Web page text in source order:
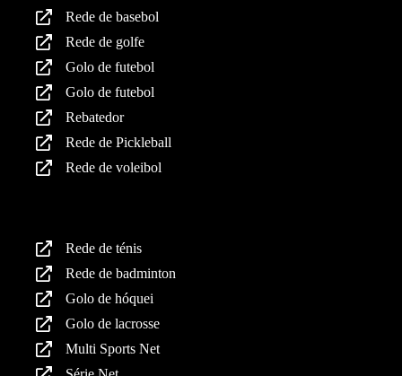
Rede de basebol
Rede de golfe
Golo de futebol
Golo de futebol
Rebatedor
Rede de Pickleball
Rede de voleibol
Rede de ténis
Rede de badminton
Golo de hóquei
Golo de lacrosse
Multi Sports Net